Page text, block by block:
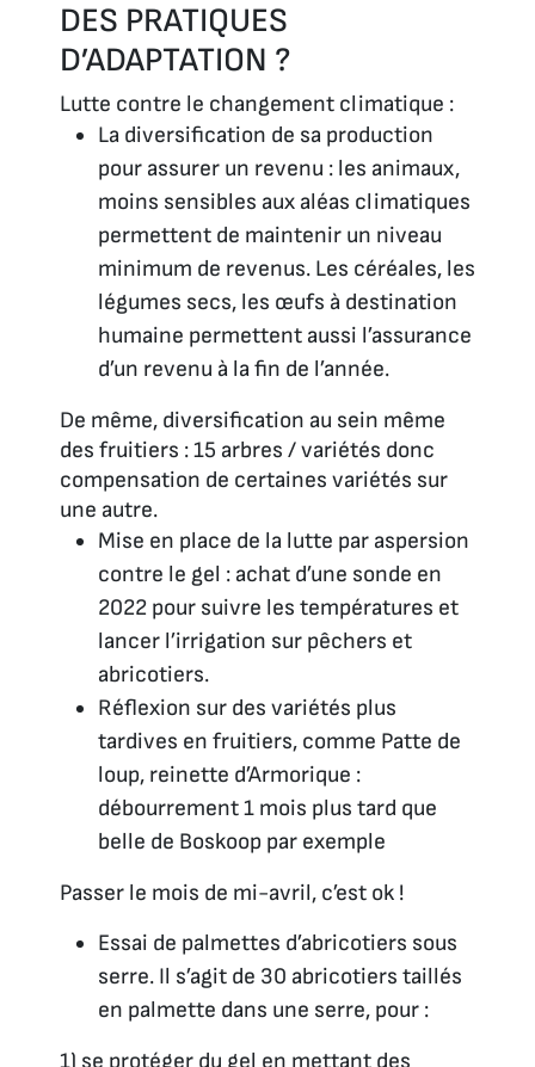
DES PRATIQUES
D’ADAPTATION ?
Lutte contre le changement climatique :
La diversification de sa production
pour assurer un revenu : les animaux,
moins sensibles aux aléas climatiques
permettent de maintenir un niveau
minimum de revenus. Les céréales, les
légumes secs, les œufs à destination
humaine permettent aussi l’assurance
d’un revenu à la fin de l’année.
De même, diversification au sein même
des fruitiers : 15 arbres / variétés donc
compensation de certaines variétés sur
une autre.
Mise en place de la lutte par aspersion
contre le gel : achat d’une sonde en
2022 pour suivre les températures et
lancer l’irrigation sur pêchers et
abricotiers.
Réflexion sur des variétés plus
tardives en fruitiers, comme Patte de
loup, reinette d’Armorique :
débourrement 1 mois plus tard que
belle de Boskoop par exemple
Passer le mois de mi-avril, c’est ok !
Essai de palmettes d’abricotiers sous
serre. Il s’agit de 30 abricotiers taillés
en palmette dans une serre, pour :
1) se protéger du gel en mettant des